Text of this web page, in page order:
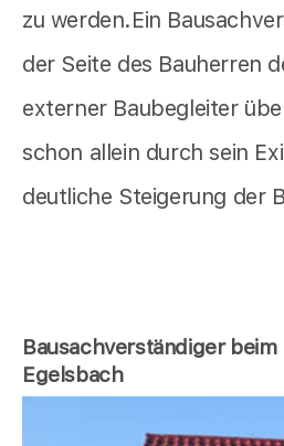
zu werden.Ein
der Seite des Bauherren
externer Baubegleiter
schon allein durch sein
deutliche Steigerung der
Bausachverständiger beim
Egelsbach